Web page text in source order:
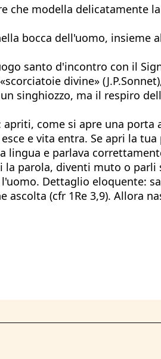
che modella delicatamente
bocca dell'uomo, insieme
santo d'incontro con il
divine»
singhiozzo, ma il respiro
come si apre una porta
e vita entra. Se apri la
lingua e parlava
la parola, diventi muto o parli
Dettaglio eloquente:
(cfr 1Re 3,9). Allora